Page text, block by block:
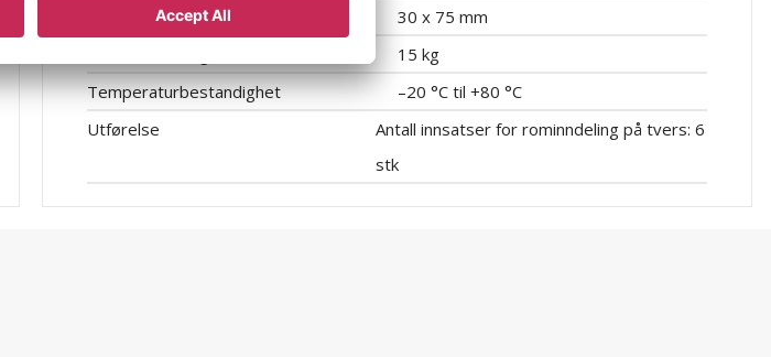
Mål, skjerm
30 x 75 mm
15 kg
Temperaturbestandighet
–20 °C til +80 °C
Utførelse
Antall innsatser for rominndeling på tvers: 6
stk